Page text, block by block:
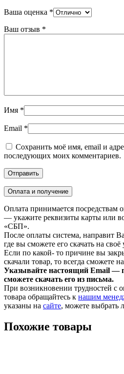
Ваша оценка *
Ваш отзыв *
Имя *
Email *
Сохранить моё имя, email и
последующих моих комментариев.
Оплата и получение
Оплата принимается посредствам
— укажите реквизиты карты или
«СБП».
После оплаты система, направит
где вы сможете его скачать на своё
Если по какой- то причине вы
скачали товар, то всегда сможете
Указывайте настоящий Email —
сможете скачать его из письма.
При возникновении трудностей с
товара обращайтесь к нашим
указаны на сайте, можете выбрать
Похожие товары